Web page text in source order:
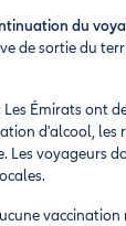
du
de sortie du
Les Émirats ont
d'alcool, les
Les voyageurs
vaccination